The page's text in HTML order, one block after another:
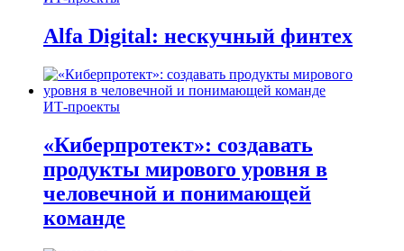
Alfa Digital: нескучный финтех
ИТ-проекты
«Киберпротект»: создавать
продукты мирового уровня в
человечной и понимающей
команде